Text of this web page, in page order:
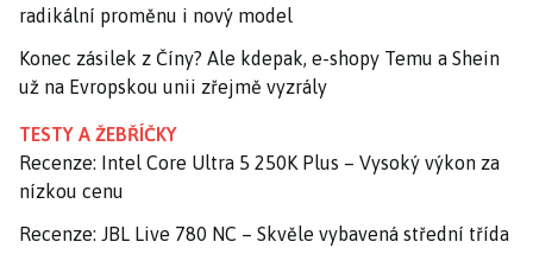
radikální proměnu i nový model
Konec zásilek z Číny? Ale kdepak, e-shopy Temu a Shein
už na Evropskou unii zřejmě vyzrály
TESTY A ŽEBŘÍČKY
Recenze: Intel Core Ultra 5 250K Plus – Vysoký výkon za
nízkou cenu
Recenze: JBL Live 780 NC – Skvěle vybavená střední třída